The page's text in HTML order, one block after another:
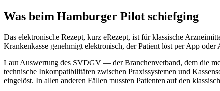
Was beim Hamburger Pilot schiefging
Das elektronische Rezept, kurz eRezept, ist für klassische
Krankenkasse genehmigt elektronisch, der Patient löst per App
Laut Auswertung des SVDGV — der Branchenverband, dem die
technische Inkompatibilitäten zwischen Praxissystemen und
eingelöst. In allen anderen Fällen mussten Patienten auf den